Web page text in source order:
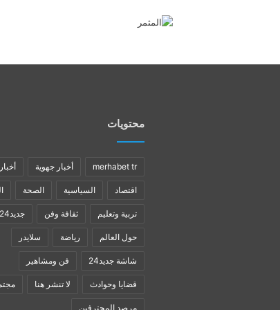
محتويات
merhabet tr أخبار جهوية
اقتصاد السياسية الصحة
تربية وتعليم ثقافة وفن جديد24
حول العالم رياضة سلايدر
شاشة جديد24 فن ومشاهير
قضايا وحوادث لا تنشر هنا
مرصد المحترفين